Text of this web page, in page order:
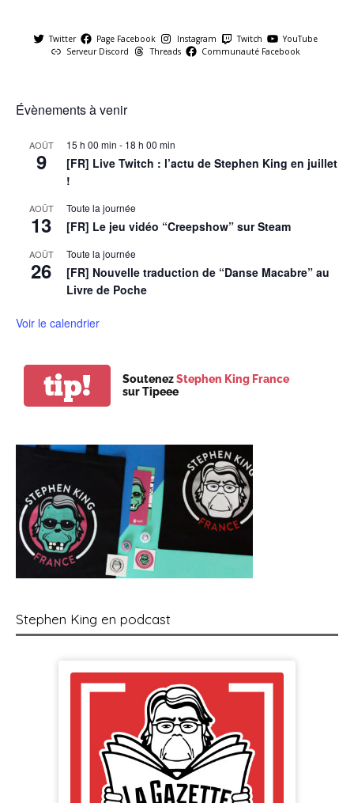
Twitter Page Facebook Instagram Twitch
YouTube
Serveur Discord
Threads Communauté Facebook
Évènements à venir
AOÛT
9
15 h 00 min - 18 h 00 min
[FR] Live Twitch : l’actu de Stephen King en juillet
!
AOÛT
13
Toute la journée
[FR] Le jeu vidéo “Creepshow” sur Steam
AOÛT
26
Toute la journée
[FR] Nouvelle traduction de “Danse Macabre” au
Livre de Poche
Voir le calendrier
tip! SoutenezStephen King France
sur Tipeee
Stephen King en podcast